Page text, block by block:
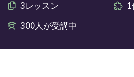
3レッスン
1
300人が受講中